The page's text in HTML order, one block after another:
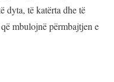
dyta, të katërta dhe të
mbulojnë përmbajtjen e